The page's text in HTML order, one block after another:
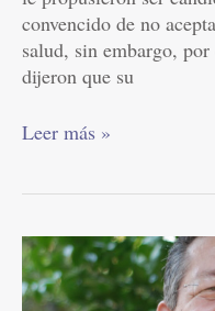
convencido de no
salud, sin embargo,
dijeron que su
Leer más »
La
encrucijada